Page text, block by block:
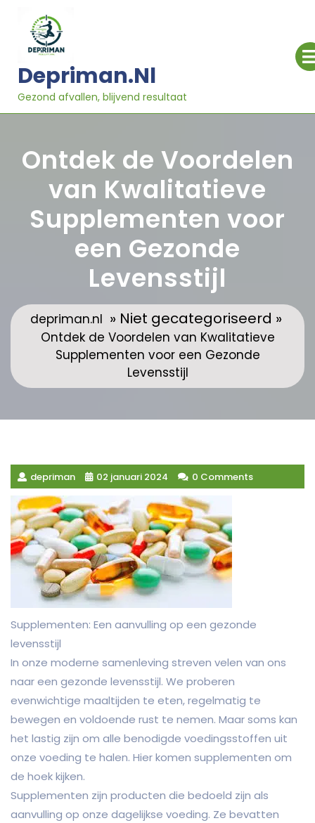
inhoud
Depriman.nl
Gezond afvallen, blijvend resultaat
Ontdek de Voordelen
van Kwalitatieve
Supplementen voor
een Gezonde
Levensstijl
depriman.nl » Niet gecategoriseerd »
Ontdek de Voordelen van Kwalitatieve
Supplementen voor een Gezonde
Levensstijl
depriman 02 januari 2024 0 Comments
Supplementen: Een aanvulling op een gezonde
levensstijl
In onze moderne samenleving streven velen van ons
naar een gezonde levensstijl. We proberen
evenwichtige maaltijden te eten, regelmatig te
bewegen en voldoende rust te nemen. Maar soms kan
het lastig zijn om alle benodigde voedingsstoffen uit
onze voeding te halen. Hier komen supplementen om
de hoek kijken.
Supplementen zijn producten die bedoeld zijn als
aanvulling op onze dagelijkse voeding. Ze bevatten